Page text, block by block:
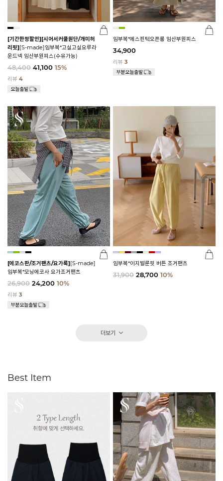
[기간한정할인][시어서커쿨원단/개미허
리핏][S-made]임부복*고실고실요루라
운드넥 임산부원피스(수유가능)
48,400 41,100 15%
리뷰 4
임부복*에스핀턱오픈롱 임산부원피스
34,900
리뷰 3
[에코스판/조거팬츠/요가룩][S-made]
임부복*모닝에코사 요가조거팬츠
26,900 24,200 10%
리뷰 3
임부복*이지벌룬핏 버튼 조거팬츠
31,900 28,700 10%
더보기
Best Item